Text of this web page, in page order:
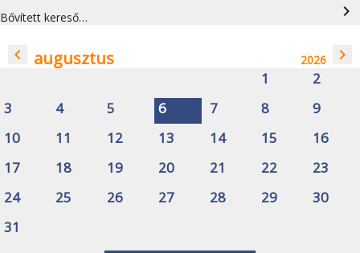
Bővített kereső… navigate_next
navigate_before augusztus 2026 navigate_next
1
2
3
4 5 6 7 8
9
10
11 12 13 14 15
16
17
18 19 20 21 22
23
24
25 26 27 28 29
30
31